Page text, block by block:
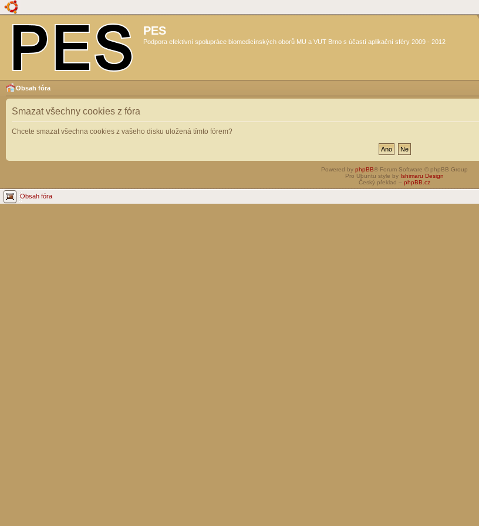
PES
Podpora efektivní spolupráce biomedicínských oborů MU a VUT Brno s účastí aplikační sféry 2009 - 2012
Obsah fóra
Smazat všechny cookies z fóra
Chcete smazat všechna cookies z vašeho disku uložená tímto fórem?
Powered by phpBB® Forum Software © phpBB Group
Pro Ubuntu style by Ishimaru Design
Český překlad – phpBB.cz
Obsah fóra